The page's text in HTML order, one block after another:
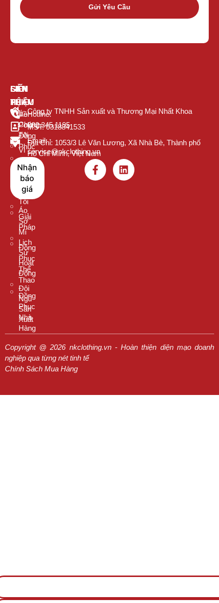
Gửi Yêu Cầu
Công ty TNHH Sản xuất và Thương Mại Nhất Khoa
MST: 0318841533
Địa Chỉ: 1053/3 Lê Văn Lương, Xã Nhà Bè, Thành phố
Hồ Chí Minh, Việt Nam
GIỚI
THIỆU
Về
Chúng
Tôi
Vì
Sao
Nên
Chọn
Chúng
Tôi
Giải
Pháp
Lịch
Sử
Hoạt
Động
Đội
Ngũ
Sản
Xuất
SẢN
PHẨM
Áo
Polo
Đồng
Phục
Thun
Cổ
Tròn
Áo
Sơ
Mi
Đồng
Phục
Thể
Thao
Đồng
Phục
Nhà
Hàng
LIÊN
HỆ
Hotline:
082.345.1195
Email:
service@nkclothing.vn
Nhận
báo
giá
Copyright @ 2026 nkclothing.vn - Hoàn thiện diện mạo doanh
nghiệp qua từng nét tinh tế
Chính Sách Mua Hàng